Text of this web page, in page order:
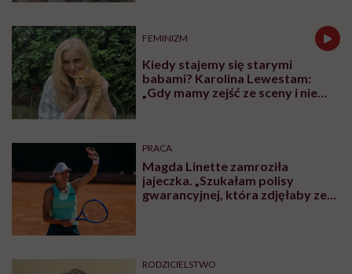
FEMINIZM
Kiedy stajemy się starymi
babami? Karolina Lewestam:
„Gdy mamy zejść ze sceny i nie
PRACA
Magda Linette zamroziła
jajeczka. „Szukałam polisy
gwarancyjnej, która zdjęłaby ze
RODZICIELSTWO